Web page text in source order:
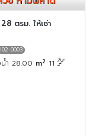
ตรม. ให้เช่า
0003
ำ 28.00 m2 11